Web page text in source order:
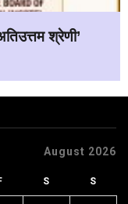
श्रेणी’
August 2026
S S